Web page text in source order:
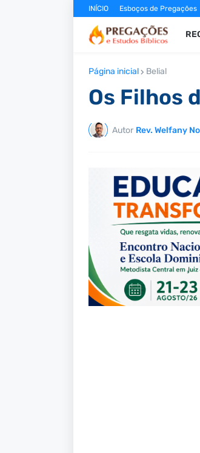
INÍCIO Esboços de Pregações
Página inicial Belial
Os Filhos
Autor Rev. Welfany